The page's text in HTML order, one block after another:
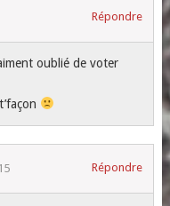
Répondre
oublié de voter
Répondre